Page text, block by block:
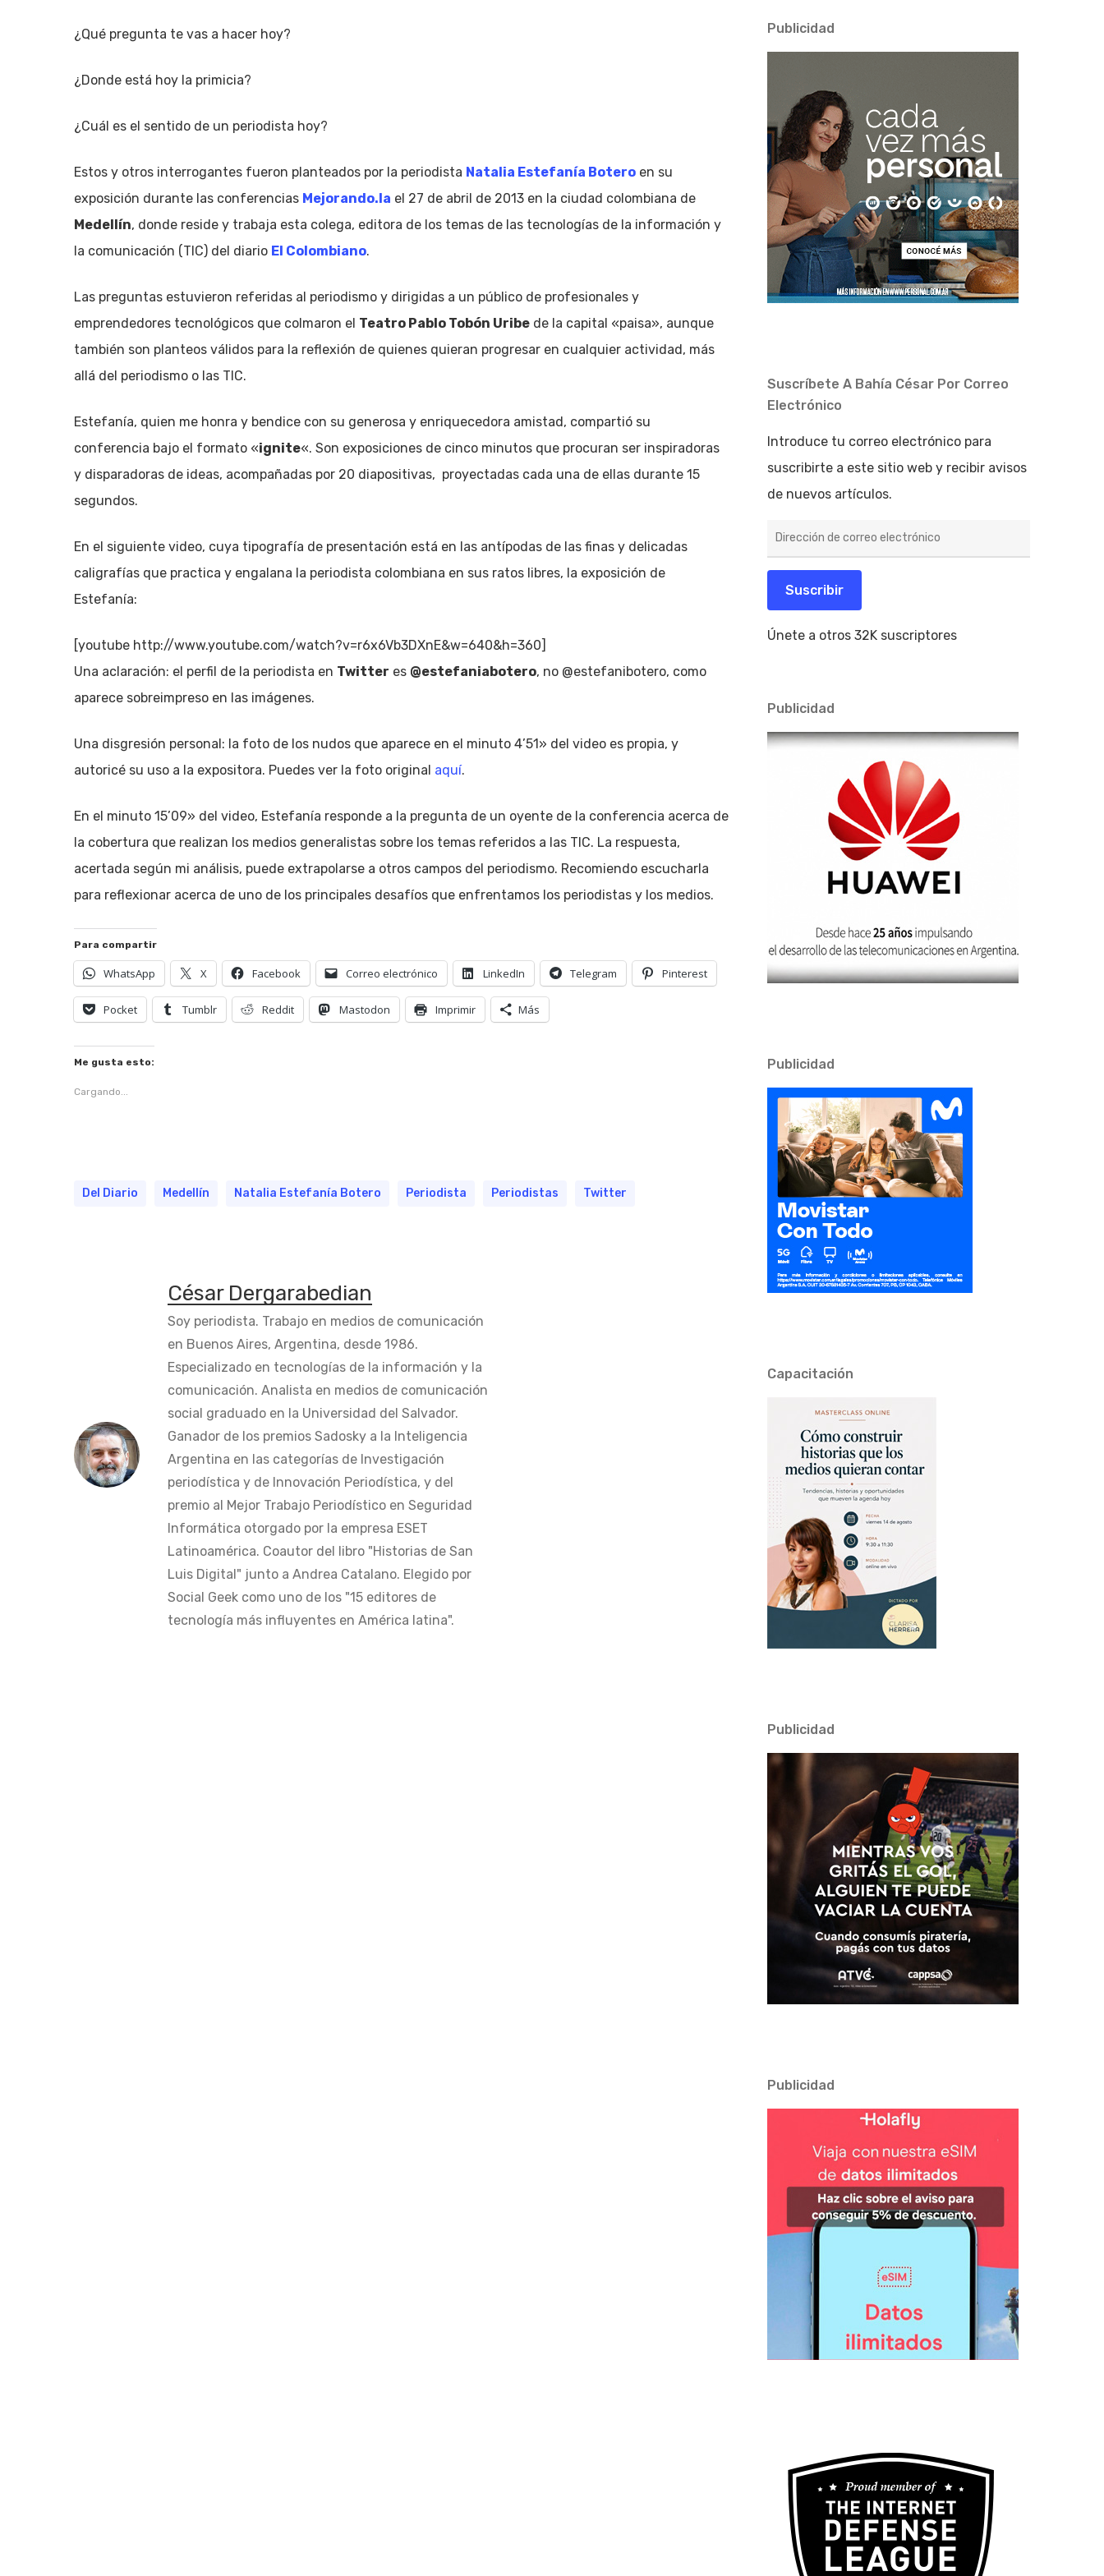
Hit enter to search or ESC to close
¿Qué pregunta te vas a hacer hoy?
¿Donde está hoy la primicia?
¿Cuál es el sentido de un periodista hoy?
Estos y otros interrogantes fueron planteados por la periodista Natalia Estefanía Botero en su
exposición durante las conferencias Mejorando.la el 27 de abril de 2013 en la ciudad colombiana de
Medellín, donde reside y trabaja esta colega, editora de los temas de las tecnologías de la información y
la comunicación (TIC) del diario El Colombiano.
Las preguntas estuvieron referidas al periodismo y dirigidas a un público de profesionales y
emprendedores tecnológicos que colmaron el Teatro Pablo Tobón Uribe de la capital «paisa», aunque
también son planteos válidos para la reflexión de quienes quieran progresar en cualquier actividad, más
allá del periodismo o las TIC.
Estefanía, quien me honra y bendice con su generosa y enriquecedora amistad, compartió su
conferencia bajo el formato «ignite«. Son exposiciones de cinco minutos que procuran ser inspiradoras
y disparadoras de ideas, acompañadas por 20 diapositivas, proyectadas cada una de ellas durante 15
segundos.
En el siguiente video, cuya tipografía de presentación está en las antípodas de las finas y delicadas
caligrafías que practica y engalana la periodista colombiana en sus ratos libres, la exposición de
Estefanía:
[youtube http://www.youtube.com/watch?v=r6x6Vb3DXnE&w=640&h=360]
Una aclaración: el perfil de la periodista en Twitter es @estefaniabotero, no @estefanibotero, como
aparece sobreimpreso en las imágenes.
Una disgresión personal: la foto de los nudos que aparece en el minuto 4’51» del video es propia, y
autoricé su uso a la expositora. Puedes ver la foto original aquí.
En el minuto 15’09» del video, Estefanía responde a la pregunta de un oyente de la conferencia acerca de
la cobertura que realizan los medios generalistas sobre los temas referidos a las TIC. La respuesta,
acertada según mi análisis, puede extrapolarse a otros campos del periodismo. Recomiendo escucharla
para reflexionar acerca de uno de los principales desafíos que enfrentamos los periodistas y los medios.
Para compartir
WhatsApp X Facebook Correo electrónico LinkedIn Telegram Pinterest
Pocket Tumblr Reddit Mastodon Imprimir Más
Me gusta esto:
Cargando...
Del Diario Medellín Natalia Estefanía Botero Periodista Periodistas Twitter
César Dergarabedian
Soy periodista. Trabajo en medios de comunicación
en Buenos Aires, Argentina, desde 1986.
Especializado en tecnologías de la información y la
comunicación. Analista en medios de comunicación
social graduado en la Universidad del Salvador.
Ganador de los premios Sadosky a la Inteligencia
Argentina en las categorías de Investigación
periodística y de Innovación Periodística, y del
premio al Mejor Trabajo Periodístico en Seguridad
Informática otorgado por la empresa ESET
Latinoamérica. Coautor del libro "Historias de San
Luis Digital" junto a Andrea Catalano. Elegido por
Social Geek como uno de los "15 editores de
tecnología más influyentes en América latina".
Publicidad
Suscríbete A Bahía César Por Correo
Electrónico
Introduce tu correo electrónico para
suscribirte a este sitio web y recibir avisos
de nuevos artículos.
de
electrónico
Suscribir
Únete a otros 32K suscriptores
Publicidad
Publicidad
Capacitación
Publicidad
Publicidad